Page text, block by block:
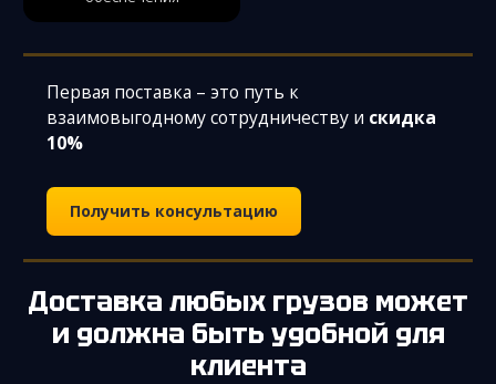
Первая поставка – это путь к
взаимовыгодному сотрудничеству и скидка
10%
Получить консультацию
Доставка любых грузов может
и должна быть удобной для
клиента